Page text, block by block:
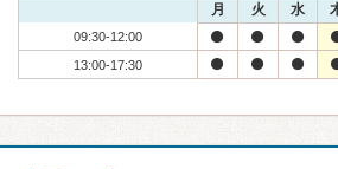
月 火 水
09:30-12:00
13:00-17:30